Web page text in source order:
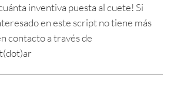
inventiva puesta al cuete! Si
en este script no tiene más
contacto a través de